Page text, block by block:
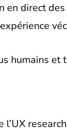
en direct
humains et